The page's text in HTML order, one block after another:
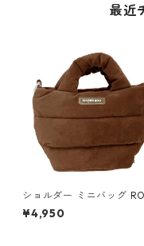
最近
ショルダー ミニバッグ
OTE babyroo 3688 ルート
ト FE.べビールー.フラッフ
¥4,950